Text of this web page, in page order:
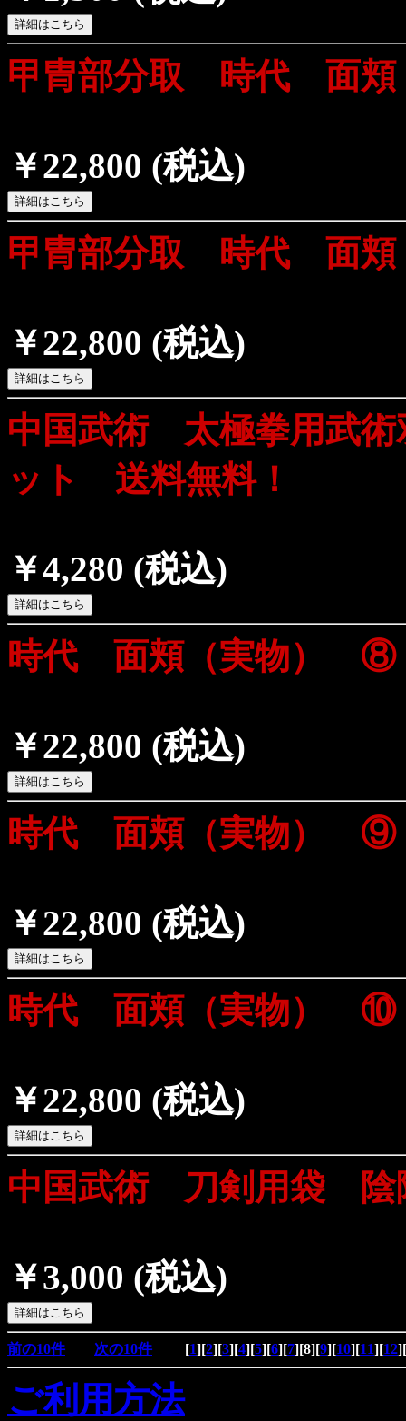
甲冑部分取 時代 面
￥22,800 (税込)
甲冑部分取 時代 面
￥22,800 (税込)
中国武術 太極拳用武
ット 送料無料！
￥4,280 (税込)
時代 面頬（実物） ⑧
￥22,800 (税込)
時代 面頬（実物） ⑨
￥22,800 (税込)
時代 面頬（実物） ⑩
￥22,800 (税込)
中国武術 刀剣用袋 陰
￥3,000 (税込)
前の10件 次の10件[1][2][3][4][5][6][7][8][9][10][11][12][
ご利用方法